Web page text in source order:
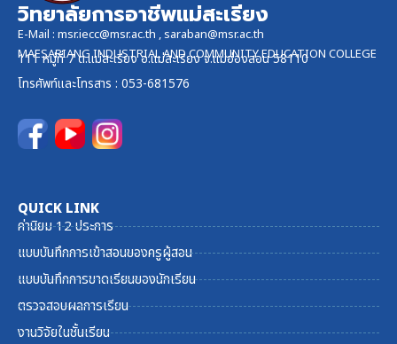
วิทยาลัยการอาชีพแม่สะเรียง
E-Mail : msr.iecc@msr.ac.th ,saraban@msr.ac.th
MAESARIANG INDUSTRIAL AND COMMUNITY EDUCATION COLLEGE
111 หมู่ที่ 7 ต.แม่สะเรียง อ.แม่สะเรียง จ.แม่ฮ่องสอน 58110
โทรศัพท์และโทรสาร : 053-681576
QUICK LINK
ค่านิยม 12 ประการ
แบบบันทึกการเข้าสอนของครูผู้สอน
แบบบันทึกการขาดเรียนของนักเรียน
ตรวจสอบผลการเรียน
งานวิจัยในชั้นเรียน